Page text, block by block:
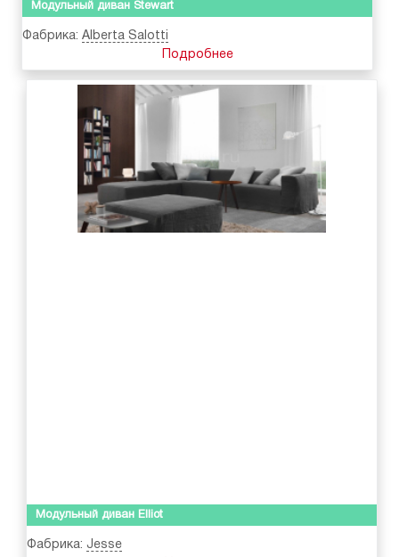
Модульный диван Stewart
Фабрика: Alberta Salotti
Подробнее
Модульный диван Elliot
Фабрика: Jesse